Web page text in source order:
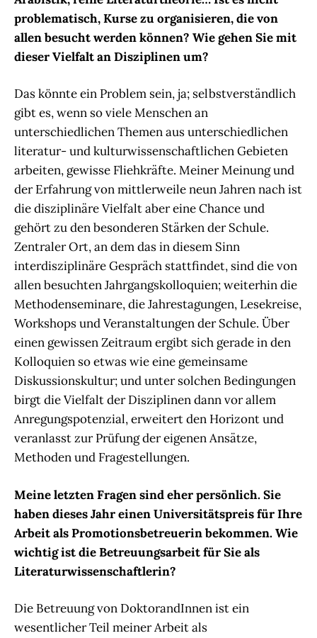
problematisch, Kurse zu organisieren, die von
allen besucht werden können? Wie gehen Sie mit
dieser Vielfalt an Disziplinen um?
Das könnte ein Problem sein, ja; selbstverständlich
gibt es, wenn so viele Menschen an
unterschiedlichen Themen aus unterschiedlichen
literatur- und kulturwissenschaftlichen Gebieten
arbeiten, gewisse Fliehkräfte. Meiner Meinung und
der Erfahrung von mittlerweile neun Jahren nach ist
die disziplinäre Vielfalt aber eine Chance und
gehört zu den besonderen Stärken der Schule.
Zentraler Ort, an dem das in diesem Sinn
interdisziplinäre Gespräch stattfindet, sind die von
allen besuchten Jahrgangskolloquien; weiterhin die
Methodenseminare, die Jahrestagungen, Lesekreise,
Workshops und Veranstaltungen der Schule. Über
einen gewissen Zeitraum ergibt sich gerade in den
Kolloquien so etwas wie eine gemeinsame
Diskussionskultur; und unter solchen Bedingungen
birgt die Vielfalt der Disziplinen dann vor allem
Anregungspotenzial, erweitert den Horizont und
veranlasst zur Prüfung der eigenen Ansätze,
Methoden und Fragestellungen.
Meine letzten Fragen sind eher persönlich. Sie
haben dieses Jahr einen Universitätspreis für Ihre
Arbeit als Promotionsbetreuerin bekommen. Wie
wichtig ist die Betreuungsarbeit für Sie als
Literaturwissenschaftlerin?
Die Betreuung von DoktorandInnen ist ein
wesentlicher Teil meiner Arbeit als